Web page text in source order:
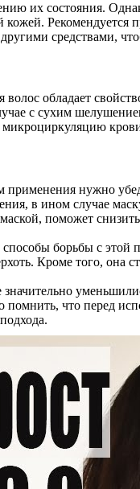
их состояния.
Рекомендуется
средствами,
обладает
с сухим
нужно
в ином случае
поможет
борьбы с этой
Кроме того, она
что перед